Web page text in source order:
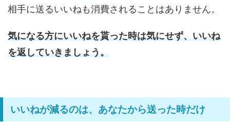
相手に送るいいねも消費されることはありません。
気になる方にいいねを貰った時は気にせず、いいね
を返していきましょう。
いいねが減るのは、あなたから送った時だけ